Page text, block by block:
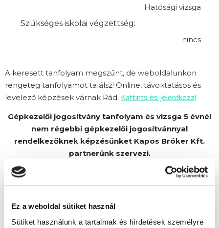
Ez a weboldal sütiket használ
Sütiket használunk a tartalmak és hirdetések személyre
Hatósági vizsga
Szükséges iskolai végzettség:
nincs
A keresett tanfolyam megszűnt, de weboldalunkon
rengeteg tanfolyamot találsz! Online, távoktatásos és
levelező képzések várnak Rád. Kattints és jelentkezz!
Gépkezelői jogosítvány tanfolyam és vizsga 5 évnél
nem régebbi gépkezelői jogosítvánnyal
rendelkezőknek képzésünket Kapos Bróker Kft.
partnerünk szervezi.